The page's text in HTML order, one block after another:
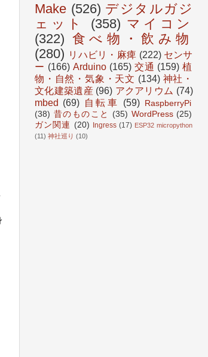
Make (526) デジタルガジ
ェット
(358) マイコン
(322) 食べ物・飲み物
(280) リハビリ・麻痺 (222) センサ
ー (166) Arduino (165) 交通 (159) 植
物・自然・気象・天文 (134) 神社・
文化建築遺産 (96) アクアリウム (74)
mbed (69) 自転車 (59)
RaspberryPi
(38) 昔のものこと (35) WordPress (25)
ガン関連 (20) Ingress (17) ESP32 micropython
(11) 神社巡り (10)